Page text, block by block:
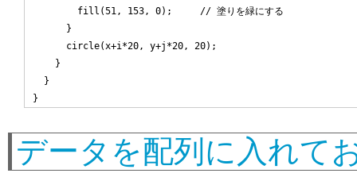
        fill(51, 153, 0);     // 塗りを緑にする
      }
      circle(x+i*20, y+j*20, 20);
    }
  }
データを配列に入れて